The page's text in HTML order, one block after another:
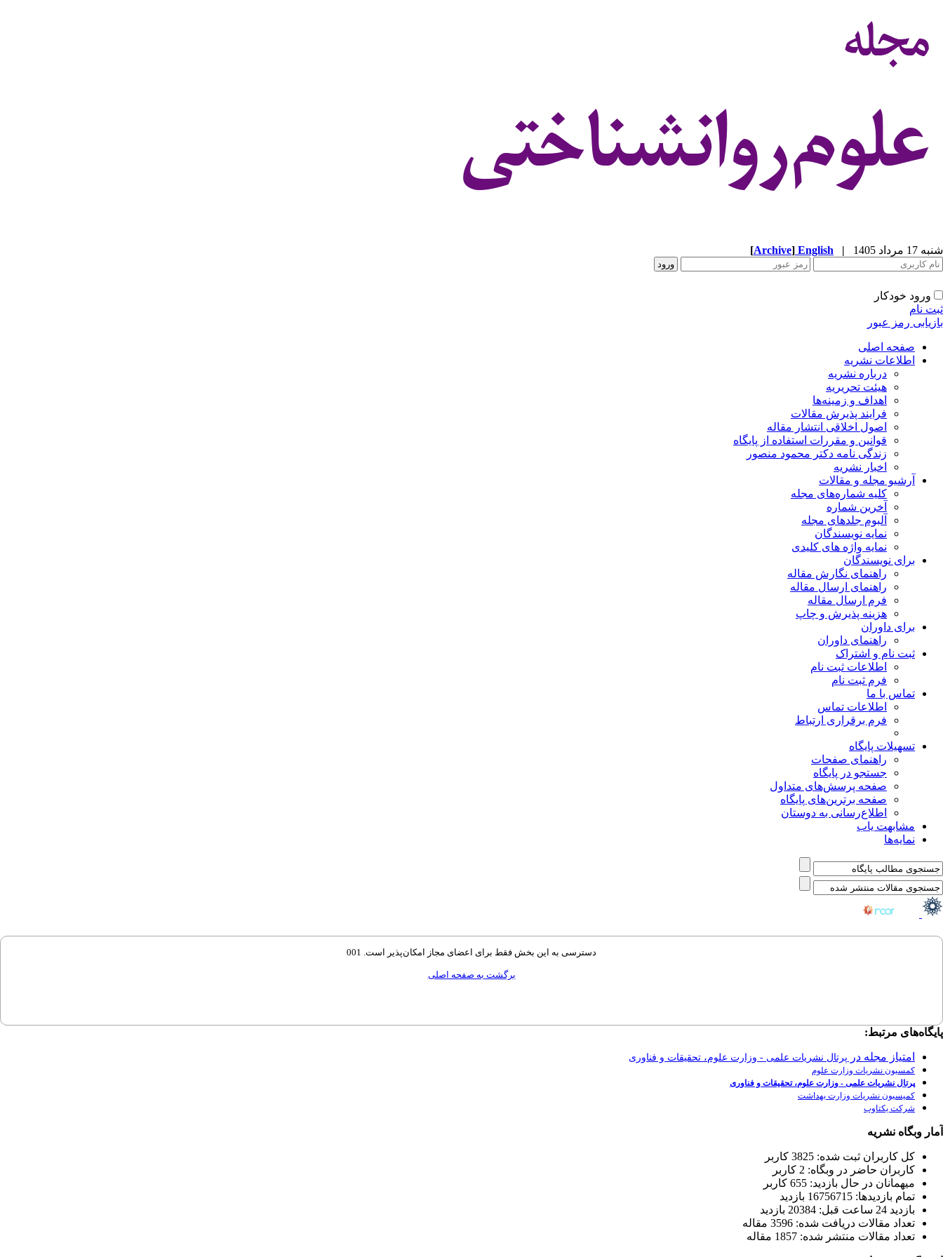
شنبه 17 مرداد 1405 |
English
[Archive]
ورود خودکار
ثبت نام
بازیابی رمز عبور
صفحه اصلی
اطلاعات نشریه
درباره نشریه
هیئت تحریریه
اهداف و زمینه‌ها
فرایند پذیرش مقالات
اصول اخلاقی انتشار مقاله
قوانین و مقررات استفاده از پایگاه
زندگی نامه دکتر محمود منصور
اخبار نشریه
آرشیو مجله و مقالات
کلیه شماره‌های مجله
آخرین شماره
آلبوم جلدهای مجله
نمایه نویسندگان
نمایه واژه های کلیدی
برای نویسندگان
راهنمای نگارش مقاله
راهنمای ارسال مقاله
فرم ارسال مقاله
هزینه پذیرش و چاپ
برای داوران
راهنمای داوران
ثبت نام و اشتراک
اطلاعات ثبت نام
فرم ثبت نام
تماس با ما
اطلاعات تماس
فرم برقراری ارتباط
تسهیلات پایگاه
راهنمای صفحات
جستجو در پایگاه
صفحه پرسش‌های متداول
صفحه برترین‌های پایگاه
اطلاع‌رسانی به دوستان
مشابهت یاب
نمایه‌ها
دسترسی به این بخش فقط برای اعضای مجاز امکان‌پذیر است. 001
برگشت به صفحه اصلی
پایگاه‌های مرتبط:
امتیاز مجله در پرتال نشریات علمی - وزارت علوم، تحقیقات و فناوری
کمسیون نشریات وزارت علوم
پرتال نشریات علمی - وزارت علوم، تحقیقات و فناوری
کمیسیون نشریات وزارت بهداشت
شرکت یکتاوب
آمار وبگاه نشریه
كل کاربران ثبت شده: 3825 کاربر
کاربران حاضر در وبگاه: 2 کاربر
ميهمانان در حال بازديد: 655 کاربر
تمام بازديد‌ها: 16756715 بازدید
بازديد 24 ساعت قبل: 20384 بازدید
تعداد مقالات دریافت شده: 3596 مقاله
تعداد مقالات منتشر شده: 1857 مقاله